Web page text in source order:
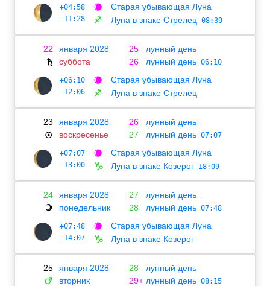
+04:58
-11:28
🌘 Старая убывающая Луна
♐ Луна в знаке Стрелец 08:39
22 января 2028
♄ суббота
25
лунный день
26
лунный день 06:10
+06:10
-12:06
🌘 Старая убывающая Луна
♐ Луна в знаке Стрелец
23 января 2028
☉ воскресенье
26
лунный день
27
лунный день 07:07
+07:07
-13:00
🌘 Старая убывающая Луна
♑ Луна в знаке Козерог 18:09
24 января 2028
☽ понедельник
27
лунный день
28
лунный день 07:48
+07:48
-14:07
🌘 Старая убывающая Луна
♑ Луна в знаке Козерог
25 января 2028
♂ вторник
28
лунный день
29+ лунный день 08:15